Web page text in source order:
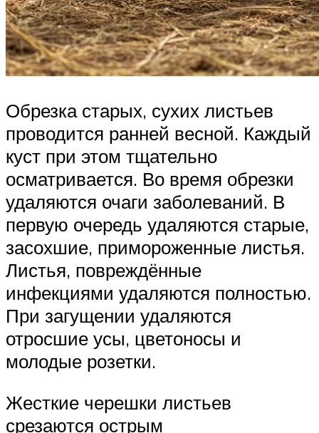
Обрезка старых, сухих листьев
проводится ранней весной. Каждый
куст при этом тщательно
осматривается. Во время обрезки
удаляются очаги заболеваний. В
первую очередь удаляются старые,
засохшие, примороженные листья.
Листья, повреждённые
инфекциями удаляются полностью.
При загущении удаляются
отросшие усы, цветоносы и
молодые розетки.
Жесткие черешки листьев
срезаются острым